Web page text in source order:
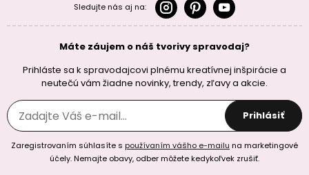
Sledujte nás aj na:
Máte záujem o náš tvorivy spravodaj?
Prihláste sa k spravodajcovi plnému kreatívnej inšpirácie a
neutečú vám žiadne novinky, trendy, zľavy a akcie.
Prihlásiť
Zaregistrovaním súhlasíte s používaním vášho e-mailu na marketingové
účely. Nemajte obavy, odber môžete kedykoľvek zrušiť.